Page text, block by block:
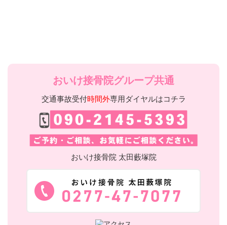
おいけ接骨院グループ共通
交通事故受付時間外専用ダイヤルはコチラ
おいけ接骨院 太田藪塚院